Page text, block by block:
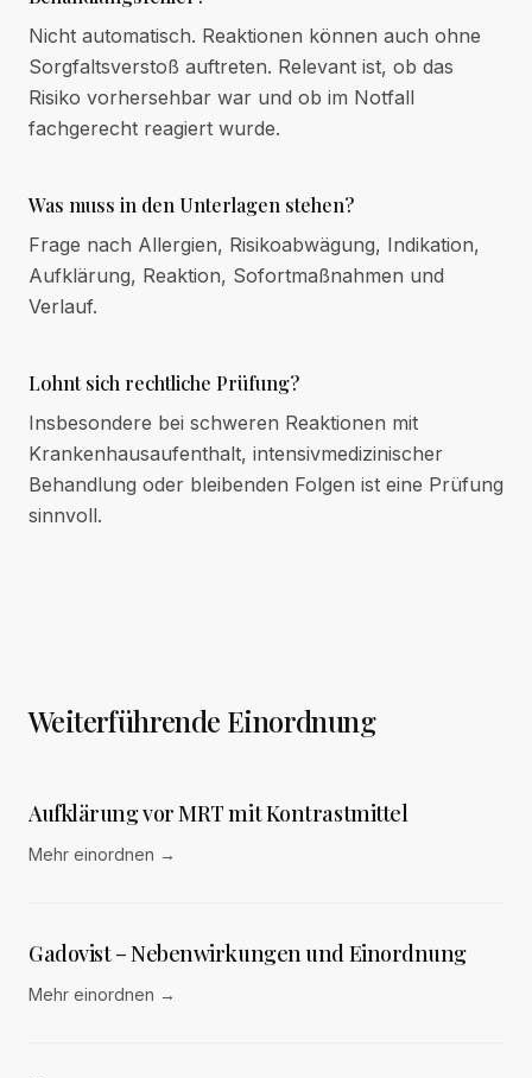
Nicht automatisch. Reaktionen können auch ohne
Sorgfaltsverstoß auftreten. Relevant ist, ob das
Risiko vorhersehbar war und ob im Notfall
fachgerecht reagiert wurde.
Was muss in den Unterlagen stehen?
Frage nach Allergien, Risikoabwägung, Indikation,
Aufklärung, Reaktion, Sofortmaßnahmen und
Verlauf.
Lohnt sich rechtliche Prüfung?
Insbesondere bei schweren Reaktionen mit
Krankenhausaufenthalt, intensivmedizinischer
Behandlung oder bleibenden Folgen ist eine Prüfung
sinnvoll.
Weiterführende Einordnung
Aufklärung vor MRT mit Kontrastmittel
Mehr einordnen →
Gadovist – Nebenwirkungen und Einordnung
Mehr einordnen →